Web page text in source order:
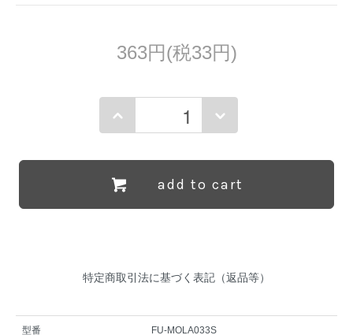
363円(税33円)
add to cart
特定商取引法に基づく表記（返品等）
型番 FU-MOLA033S